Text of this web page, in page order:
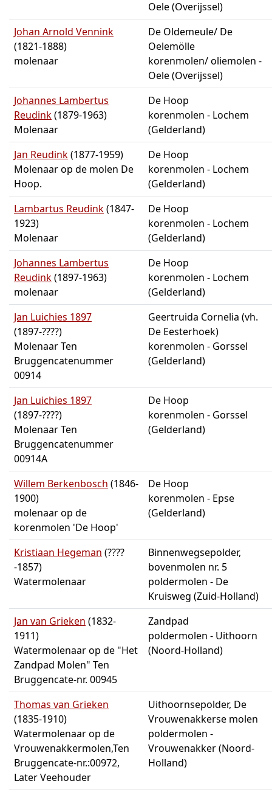
Oele (Overijssel)
Johan Arnold Vennink
(1821-1888)
molenaar
De Oldemeule/ De
Oelemölle
korenmolen/ oliemolen -
Oele (Overijssel)
Johannes Lambertus
Reudink(1879-1963)
Molenaar
De Hoop
korenmolen - Lochem
(Gelderland)
Jan Reudink(1877-1959)
Molenaar op de molen De
Hoop.
De Hoop
korenmolen - Lochem
(Gelderland)
Lambartus Reudink(1847-
1923)
Molenaar
De Hoop
korenmolen - Lochem
(Gelderland)
Johannes Lambertus
Reudink(1897-1963)
molenaar
De Hoop
korenmolen - Lochem
(Gelderland)
Jan Luichies 1897
(1897-????)
Molenaar Ten
Bruggencatenummer
00914
Geertruida Cornelia (vh.
De Eesterhoek)
korenmolen - Gorssel
(Gelderland)
Jan Luichies 1897
(1897-????)
Molenaar Ten
Bruggencatenummer
00914A
De Hoop
korenmolen - Gorssel
(Gelderland)
Willem Berkenbosch (1846-
1900)
molenaar op de
korenmolen 'De Hoop'
De Hoop
korenmolen - Epse
(Gelderland)
Kristiaan Hegeman (????
-1857)
Watermolenaar
Binnenwegsepolder,
bovenmolen nr. 5
poldermolen - De
Kruisweg (Zuid-Holland)
Jan van Grieken (1832-
1911)
Watermolenaar op de "Het
Zandpad Molen" Ten
Bruggencate-nr. 00945
Zandpad
poldermolen - Uithoorn
(Noord-Holland)
Thomas van Grieken
(1835-1910)
Watermolenaar op de
Vrouwenakkermolen,Ten
Bruggencate-nr.:00972,
Later Veehouder
Uithoornsepolder, De
Vrouwenakkerse molen
poldermolen -
Vrouwenakker (Noord-
Holland)